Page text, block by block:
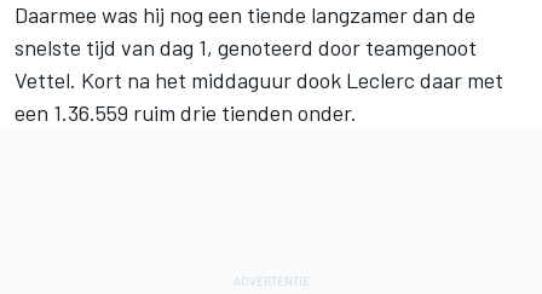
Daarmee was hij nog een tiende langzamer dan de
snelste tijd van dag 1, genoteerd door teamgenoot
Vettel. Kort na het middaguur dook Leclerc daar met
een 1.36.559 ruim drie tienden onder.